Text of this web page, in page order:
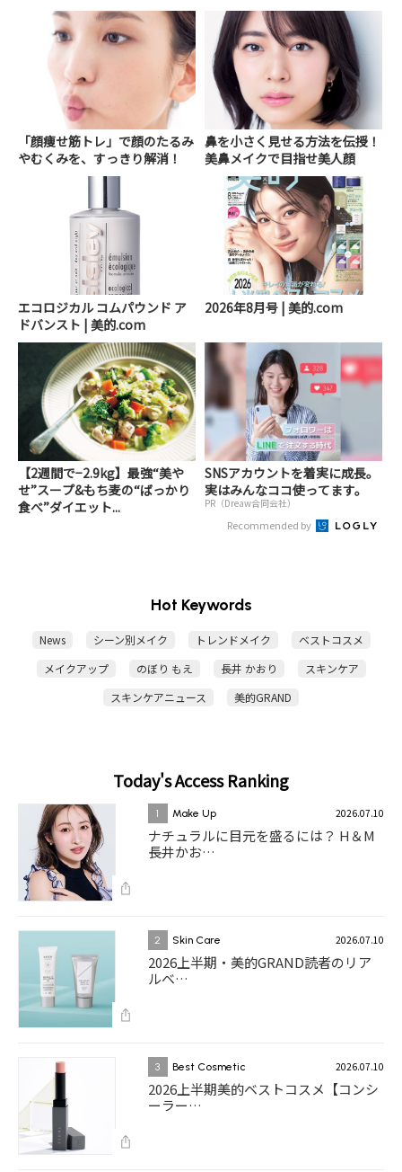
「顔痩せ筋トレ」で顔のたるみ
やむくみを、すっきり解消！
鼻を小さく見せる方法を伝授！
美鼻メイクで目指せ美人顔
エコロジカル コムパウンド ア
ドバンスト | 美的.com
2026年8月号 | 美的.com
【2週間で−2.9kg】最強“美や
せ”スープ&もち麦の“ばっかり
食べ”ダイエット...
SNSアカウントを着実に成長。
実はみんなココ使ってます。
PR（Dreaw合同会社）
Recommended by
Hot Keywords
News シーン別メイク トレンドメイク
ベストコスメ
メイクアップ
のぼり もえ 長井 かおり
スキンケア
スキンケアニュース
美的GRAND
Today's Access Ranking
1 Make Up 2026.07.10
ナチュラルに目元を盛るには？ H＆M
長井かお…
2 Skin Care 2026.07.10
2026上半期・美的GRAND読者のリア
ルベ…
3 Best Cosmetic 2026.07.10
2026上半期美的ベストコスメ【コンシ
ーラー…